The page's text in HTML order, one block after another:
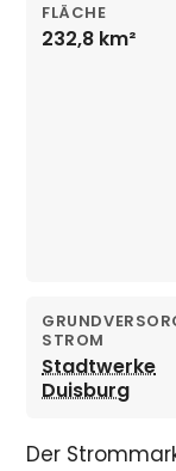
FLÄCHE
232,8 km²
STROM
Stadtwerke
Duisburg
Der